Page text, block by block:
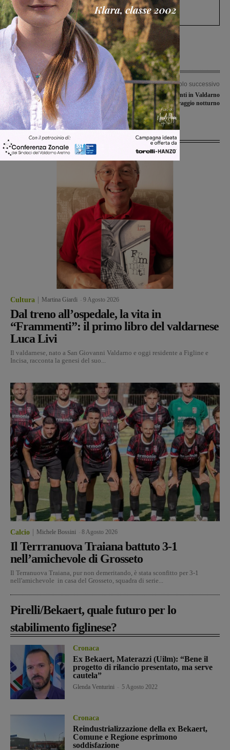
processo, lo stop ai sorpassi fra tir....
Articolo precedente
Liberarte: amici della biblioteca e dei
musei
Articolo successivo
Elisoccorso, sei i punti in Valdarno
per l’atterraggio notturno
Ultime Notizie
Cultura Martina Giardi 9 Agosto 2026
Dal treno all’ospedale, la vita in
“Frammenti”: il primo libro del valdarnese
Luca Livi
Il valdarnese, nato a San Giovanni Valdarno e oggi residente a Figline e
Incisa, racconta la genesi del suo...
Calcio Michele Bossini 8 Agosto 2026
Il Terrranuova Traiana battuto 3-1
nell’amichevole di Grosseto
Il Terranuova Traiana, pur non demeritando, è stata sconfitto per 3-1
nell'amichevole in casa del Grosseto, squadra di serie...
Pirelli/Bekaert, quale futuro per lo
stabilimento figlinese?
Cronaca
Ex Bekaert, Materazzi (Uilm): “Bene il
progetto di rilancio presentato, ma serve
cautela”
Glenda Venturini 5 Agosto 2022
Cronaca
Reindustrializzazione della ex Bekaert,
Comune e Regione esprimono
soddisfazione